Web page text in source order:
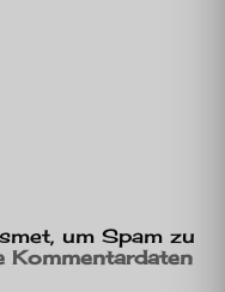
um Spam zu
Kommentardaten